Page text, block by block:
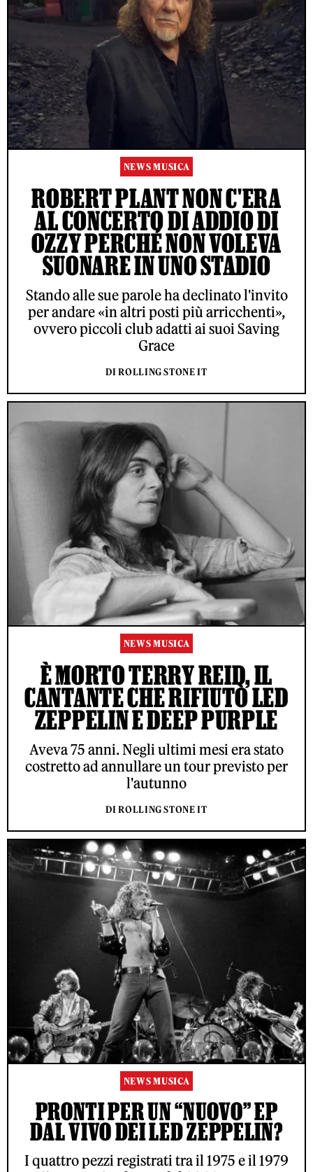
NEWS MUSICA
ROBERT PLANT NON C'ERA
AL CONCERTO DI ADDIO DI
OZZY PERCHÉ NON VOLEVA
SUONARE IN UNO STADIO
Stando alle sue parole ha declinato l'invito
per andare «in altri posti più arricchenti»,
ovvero piccoli club adatti ai suoi Saving
Grace
DI ROLLING STONE IT
NEWS MUSICA
È MORTO TERRY REID, IL
CANTANTE CHE RIFIUTÒ LED
ZEPPELIN E DEEP PURPLE
Aveva 75 anni. Negli ultimi mesi era stato
costretto ad annullare un tour previsto per
l'autunno
DI ROLLING STONE IT
NEWS MUSICA
PRONTI PER UN “NUOVO” EP
DAL VIVO DEI LED ZEPPELIN?
I quattro pezzi registrati tra il 1975 e il 1979